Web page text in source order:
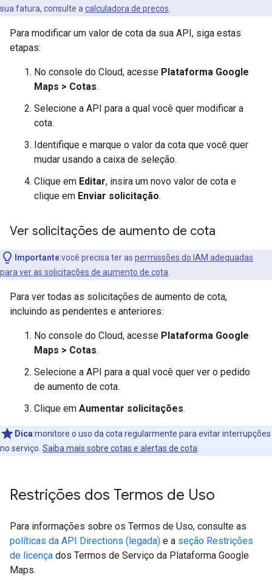
sua fatura, consulte a calculadora de preços
Para modificar um valor de cota da sua API, siga estas
etapas:
No console do Cloud, acesse Plataforma Google
Maps > Cotas.
Selecione a API para a qual você quer modificar a
cota.
Identifique e marque o valor da cota que você quer
mudar usando a caixa de seleção.
Clique em Editar, insira um novo valor de cota e
clique em Enviar solicitação.
Ver solicitações de aumento de cota
Importante:você precisa ter as permissões do IAM adequadas
para ver as solicitações de aumento de cota
Para ver todas as solicitações de aumento de cota,
incluindo as pendentes e anteriores:
No console do Cloud, acesse Plataforma Google
Maps > Cotas.
Selecione a API para a qual você quer ver o pedido
de aumento de cota.
Clique em Aumentar solicitações.
Dica:monitore o uso da cota regularmente para evitar interrupções
no serviço. Saiba mais sobre cotas e alertas de cota
Restrições dos Termos de Uso
Para informações sobre os Termos de Uso, consulte as
políticas da API Directions (legada) e a seção Restrições
de licença dos Termos de Serviço da Plataforma Google
Maps.